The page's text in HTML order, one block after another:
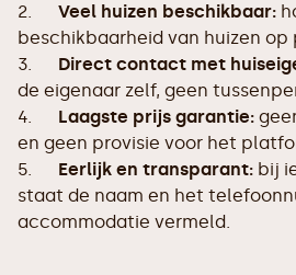
2. Veel huizen beschikbaar:
beschikbaarheid van huizen
3. Direct contact met
de eigenaar zelf, geen
4. Laagste prijs garantie:
en geen provisie voor het
5. Eerlijk en transparant: bij
staat de naam en het
accommodatie vermeld.